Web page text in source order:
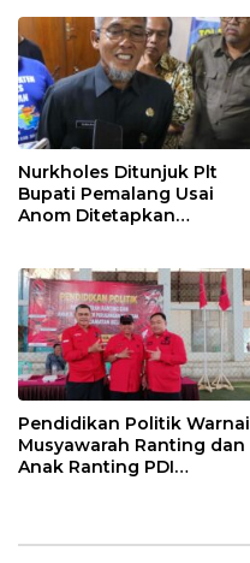
Nurkholes Ditunjuk Plt
Bupati Pemalang Usai
Anom Ditetapkan
Pendidikan Politik Warnai
Musyawarah Ranting dan
Anak Ranting PDI